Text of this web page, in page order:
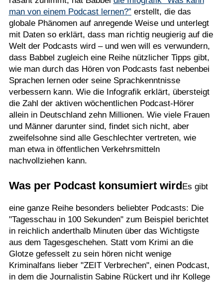
man von einem Podcast lernen?” erstellt, die das
globale Phänomen auf anregende Weise und unterlegt
mit Daten so erklärt, dass man richtig neugierig auf die
Welt der Podcasts wird – und wen will es verwundern,
dass Babbel zugleich eine Reihe nützlicher Tipps gibt,
wie man durch das Hören von Podcasts fast nebenbei
Sprachen lernen oder seine Sprachkenntnisse
verbessern kann. Wie die Infografik erklärt, übersteigt
die Zahl der aktiven wöchentlichen Podcast-Hörer
allein in Deutschland zehn Millionen. Wie viele Frauen
und Männer darunter sind, findet sich nicht, aber
zweifelsohne sind alle Geschlechter vertreten, wie
man etwa in öffentlichen Verkehrsmitteln
nachvollziehen kann.
Was per Podcast konsumiert wirdEs gibt
eine ganze Reihe besonders beliebter Podcasts: Die
"Tagesschau in 100 Sekunden" zum Beispiel berichtet
in reichlich anderthalb Minuten über das Wichtigste
aus dem Tagesgeschehen. Statt vom Krimi an die
Glotze gefesselt zu sein hören nicht wenige
Kriminalfans lieber "ZEIT Verbrechen", einen Podcast,
in dem die Journalistin Sabine Rückert und ihr Kollege